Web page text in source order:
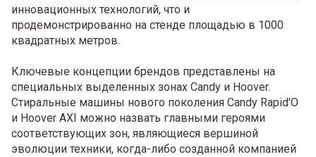
инновационных технологий, что и
продемонстрированно на стенде площадью в 1000
квадратных метров.
Ключевые концепции брендов представлены на
специальных выделенных зонах Candy и Hoover.
Стиральные машины нового поколения Candy Rapid'O
и Hoover AXI можно назвать главными героями
соответствующих зон, являющиеся вершиной
эволюции техники, когда-либо созданной компанией